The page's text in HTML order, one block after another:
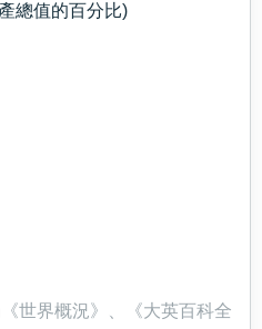
總值的百分比)
世界概況》、《大英百科全